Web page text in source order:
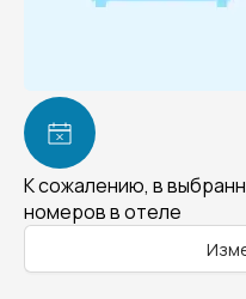
К сожалению, в
номеров в отеле